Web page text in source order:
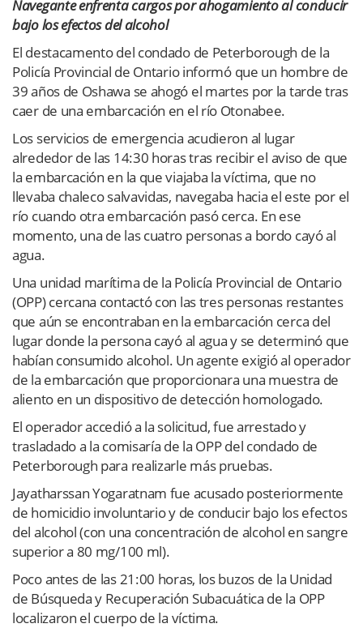
Navegante enfrenta cargos por ahogamiento al conducir
bajo los efectos del alcohol
El destacamento del condado de Peterborough de la
Policía Provincial de Ontario informó que un hombre de
39 años de Oshawa se ahogó el martes por la tarde tras
caer de una embarcación en el río Otonabee.
Los servicios de emergencia acudieron al lugar
alrededor de las 14:30 horas tras recibir el aviso de que
la embarcación en la que viajaba la víctima, que no
llevaba chaleco salvavidas, navegaba hacia el este por el
río cuando otra embarcación pasó cerca. En ese
momento, una de las cuatro personas a bordo cayó al
agua.
Una unidad marítima de la Policía Provincial de Ontario
(OPP) cercana contactó con las tres personas restantes
que aún se encontraban en la embarcación cerca del
lugar donde la persona cayó al agua y se determinó que
habían consumido alcohol. Un agente exigió al operador
de la embarcación que proporcionara una muestra de
aliento en un dispositivo de detección homologado.
El operador accedió a la solicitud, fue arrestado y
trasladado a la comisaría de la OPP del condado de
Peterborough para realizarle más pruebas.
Jayatharssan Yogaratnam fue acusado posteriormente
de homicidio involuntario y de conducir bajo los efectos
del alcohol (con una concentración de alcohol en sangre
superior a 80 mg/100 ml).
Poco antes de las 21:00 horas, los buzos de la Unidad
de Búsqueda y Recuperación Subacuática de la OPP
localizaron el cuerpo de la víctima.